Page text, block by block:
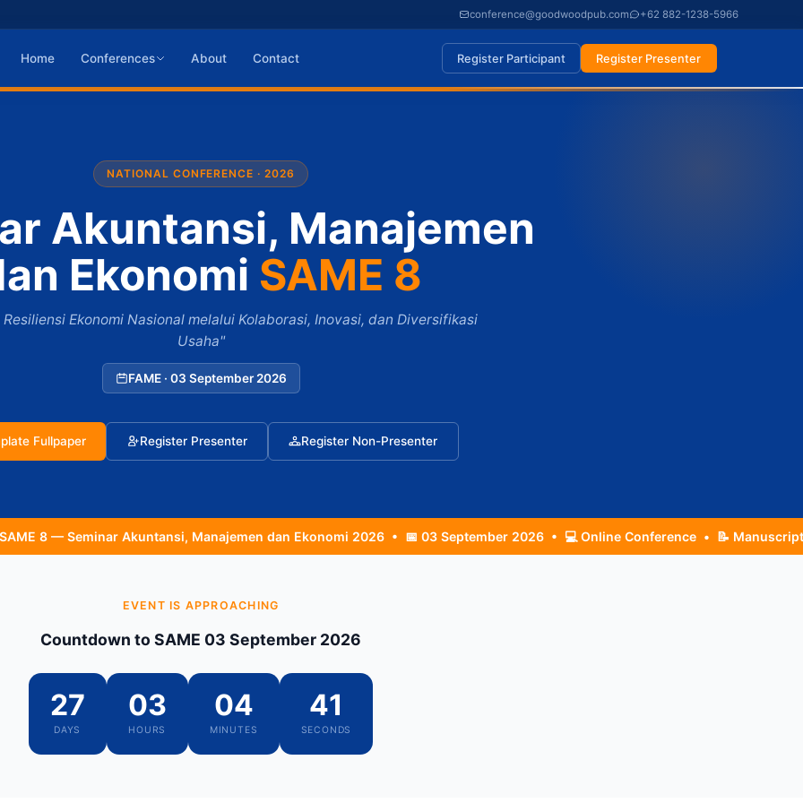
conference@goodwoodpub.com +62 882-1238-5966
Home Conferences About Contact Register Participant Register Presenter
NATIONAL CONFERENCE · 2026
Akuntansi, Manajemen
Ekonomi SAME 8
Ekonomi Nasional melalui Kolaborasi, Inovasi, dan Diversifikasi
Usaha"
FAME · 03 September 2026
Fullpaper Register Presenter Register Non-Presenter
Akuntansi, Manajemen dan Ekonomi 2026 • 📅 03 September 2026 • 💻 Online Conference • 📝 Manuscript Deadline:
EVENT IS APPROACHING
Countdown to SAME 03 September 2026
27
DAYS
03
HOURS
04
MINUTES
40
SECONDS